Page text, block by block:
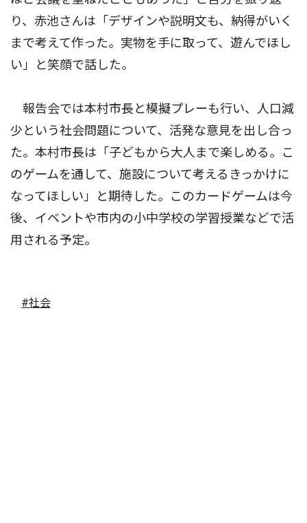
り、赤池さんは「デザインや説明文も、納得がいく
まで考えて作った。実物を手に取って、遊んでほし
い」と笑顔で話した。
報告会では本村市長と模擬プレーも行い、人口減
少という社会問題について、活発な意見を出し合っ
た。本村市長は「子どもから大人まで楽しめる。こ
のゲームを通して、施設について考えるきっかけに
なってほしい」と期待した。このカードゲームは今
後、イベントや市内の小中学校の学習授業などで活
用される予定。
#社会